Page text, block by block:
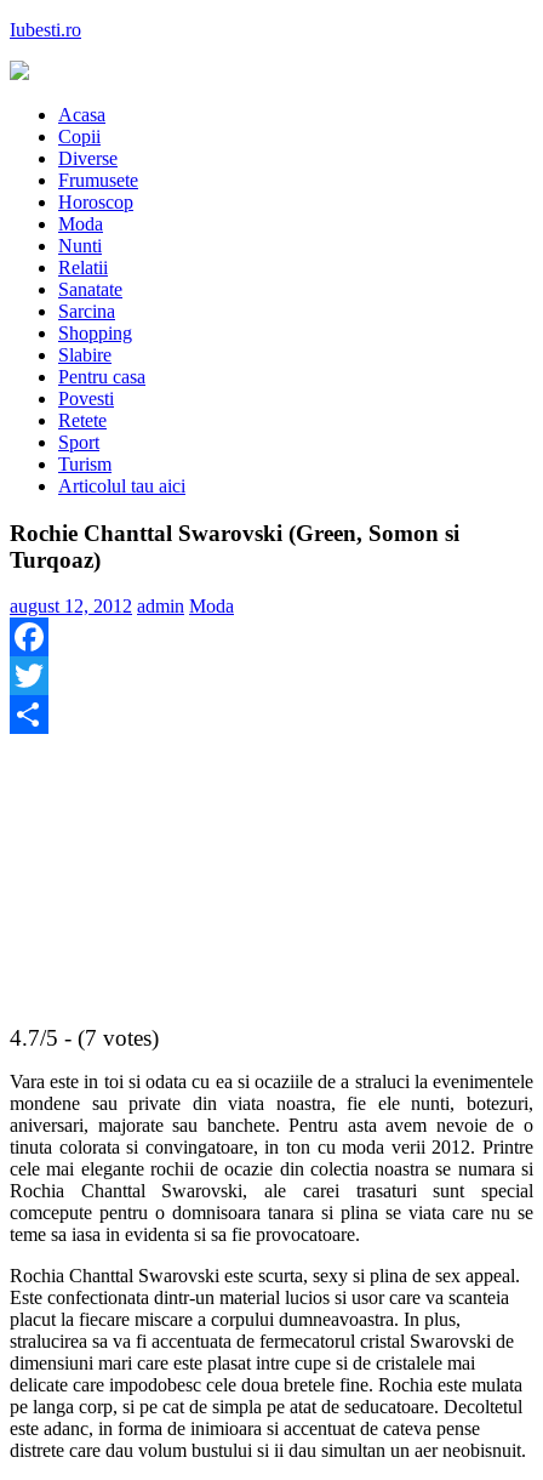
Skip
content
Iubesti.ro
astazi
Acasa
Copii
Diverse
Frumusete
Horoscop
Moda
Nunti
Relatii
Sanatate
Sarcina
Shopping
Slabire
Pentru casa
Povesti
Retete
Sport
Turism
Articolul tau aici
Rochie Chanttal Swarovski (Green, Somon si
Turqoaz)
august 12, 2012 admin Moda
Facebook
Twitter
4.7/5 - (7 votes)
Vara este in toi si odata cu ea si ocaziile de a straluci la evenimentele
mondene sau private din viata noastra, fie ele nunti, botezuri,
aniversari, majorate sau banchete. Pentru asta avem nevoie de o
tinuta colorata si convingatoare, in ton cu moda verii 2012. Printre
cele mai elegante rochii de ocazie din colectia noastra se numara si
Rochia Chanttal Swarovski, ale carei trasaturi sunt special
comcepute pentru o domnisoara tanara si plina se viata care nu se
teme sa iasa in evidenta si sa fie provocatoare.
Rochia Chanttal Swarovski este scurta, sexy si plina de sex appeal.
Este confectionata dintr-un material lucios si usor care va scanteia
placut la fiecare miscare a corpului dumneavoastra. In plus,
stralucirea sa va fi accentuata de fermecatorul cristal Swarovski de
dimensiuni mari care este plasat intre cupe si de cristalele mai
delicate care impodobesc cele doua bretele fine. Rochia este mulata
pe langa corp, si pe cat de simpla pe atat de seducatoare. Decoltetul
este adanc, in forma de inimioara si accentuat de cateva pense
distrete care dau volum bustului si ii dau simultan un aer neobisnuit.